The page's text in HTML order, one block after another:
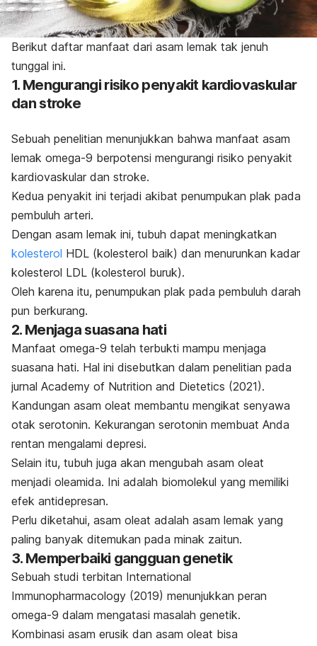
Berikut daftar manfaat dari asam lemak tak jenuh
tunggal ini.
1. Mengurangi risiko penyakit kardiovaskular
dan stroke
Sebuah penelitian menunjukkan bahwa manfaat asam
lemak omega-9 berpotensi mengurangi risiko penyakit
kardiovaskular dan stroke.
Kedua penyakit ini terjadi akibat penumpukan plak pada
pembuluh arteri.
Dengan asam lemak ini, tubuh dapat meningkatkan
kolesterol HDL (kolesterol baik) dan menurunkan kadar
kolesterol LDL (kolesterol buruk).
Oleh karena itu, penumpukan plak pada pembuluh darah
pun berkurang.
2. Menjaga suasana hati
Manfaat omega-9 telah terbukti mampu menjaga
suasana hati. Hal ini disebutkan dalam penelitian pada
jurnal Academy of Nutrition and Dietetics (2021).
Kandungan asam oleat membantu mengikat senyawa
otak serotonin. Kekurangan serotonin membuat Anda
rentan mengalami depresi.
Selain itu, tubuh juga akan mengubah asam oleat
menjadi oleamida. Ini adalah biomolekul yang memiliki
efek antidepresan.
Perlu diketahui, asam oleat adalah asam lemak yang
paling banyak ditemukan pada minak zaitun.
3. Memperbaiki gangguan genetik
Sebuah studi terbitan International
Immunopharmacology (2019) menunjukkan peran
omega-9 dalam mengatasi masalah genetik.
Kombinasi asam erusik dan asam oleat bisa